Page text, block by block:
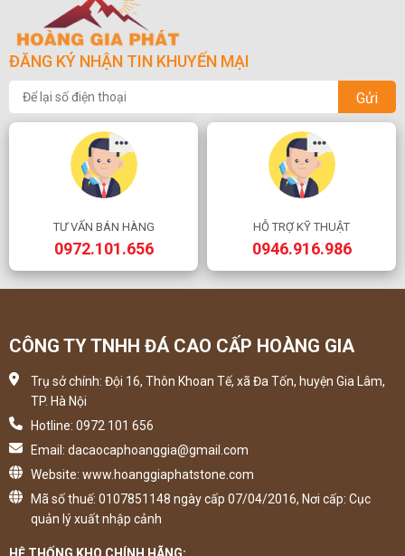
ĐĂNG KÝ NHẬN TIN KHUYẾN MẠI
Gửi
TƯ VẤN BÁN HÀNG
0972.101.656
HỖ TRỢ KỸ THUẬT
0946.916.986
CÔNG TY TNHH ĐÁ CAO CẤP HOÀNG GIA
Trụ sở chính: Đội 16, Thôn Khoan Tế, xã Đa Tốn, huyện Gia Lâm,
TP. Hà Nội
Hotline: 0972 101 656
Email: dacaocaphoanggia@gmail.com
Website: www.hoanggiaphatstone.com
Mã số thuế: 0107851148 ngày cấp 07/04/2016, Nơi cấp: Cục
quản lý xuất nhập cảnh